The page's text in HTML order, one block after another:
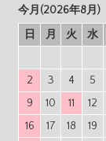
今月(2026年8月)
日
月 火 水
2
3 4 5
9
10 11 12
16
17 18 19